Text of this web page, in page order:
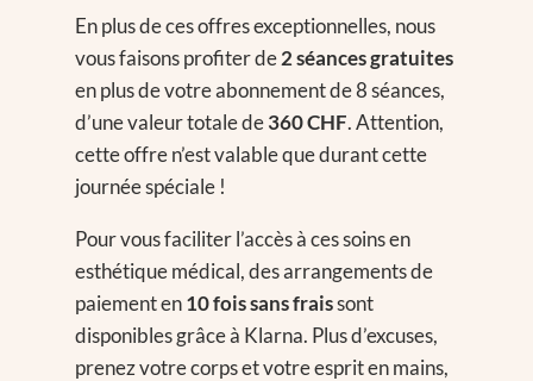
En plus de ces offres exceptionnelles, nous
vous faisons profiter de2 séances gratuites
en plus de votre abonnement de 8 séances,
d’une valeur totale de360 CHF. Attention,
cette offre n’est valable que durant cette
journée spéciale !
Pour vous faciliter l’accès à ces soins en
esthétique médical, des arrangements de
paiement en10 fois sans fraissont
disponibles grâce à Klarna. Plus d’excuses,
prenez votre corps et votre esprit en mains,